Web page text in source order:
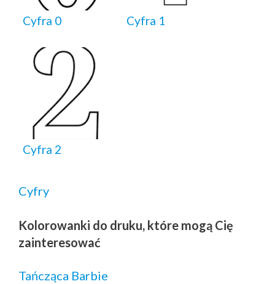
Cyfra 0 Cyfra 1
Cyfra 2
Cyfry
Kolorowanki do druku, które mogą Cię
zainteresować
Tańcząca Barbie